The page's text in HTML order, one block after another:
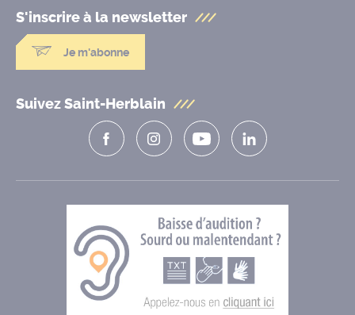
S'inscrire à la newsletter
Je m'abonne
Suivez Saint-Herblain